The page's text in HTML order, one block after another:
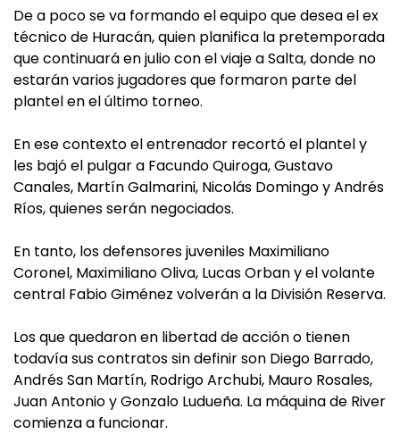
De a poco se va formando el equipo que desea el ex
técnico de Huracán, quien planifica la pretemporada
que continuará en julio con el viaje a Salta, donde no
estarán varios jugadores que formaron parte del
plantel en el último torneo.
En ese contexto el entrenador recortó el plantel y
les bajó el pulgar a Facundo Quiroga, Gustavo
Canales, Martín Galmarini, Nicolás Domingo y Andrés
Ríos, quienes serán negociados.
En tanto, los defensores juveniles Maximiliano
Coronel, Maximiliano Oliva, Lucas Orban y el volante
central Fabio Giménez volverán a la División Reserva.
Los que quedaron en libertad de acción o tienen
todavía sus contratos sin definir son Diego Barrado,
Andrés San Martín, Rodrigo Archubi, Mauro Rosales,
Juan Antonio y Gonzalo Ludueña. La máquina de River
comienza a funcionar.